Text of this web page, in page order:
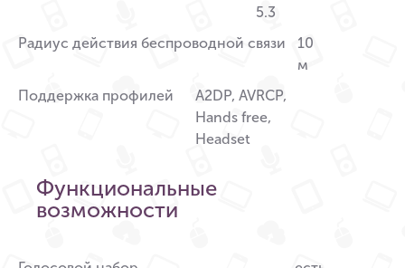
5.3
Радиус действия беспроводной связи
10
м
Поддержка профилей
A2DP, AVRCP,
Hands free,
Headset
Функциональные
возможности